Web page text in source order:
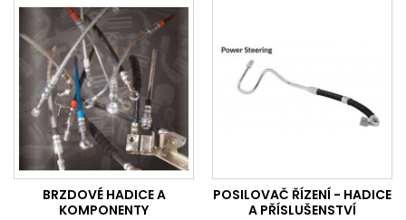
BRZDOVÉ HADICE A
KOMPONENTY
POSILOVAČ ŘÍZENÍ - HADICE
A PŘÍSLUŠENSTVÍ